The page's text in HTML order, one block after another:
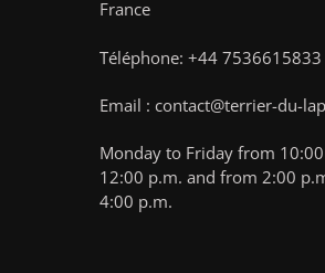
France
Téléphone: +44 7536615833
Email : contact@terrier-du-
Monday to Friday from
12:00 p.m. and from 2:00
4:00 p.m.